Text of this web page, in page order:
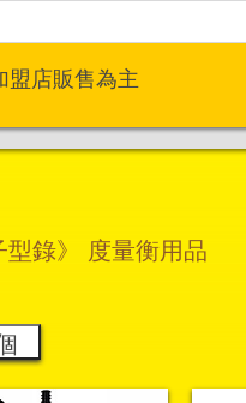
盟店販售為主
型錄》 度量衡用品